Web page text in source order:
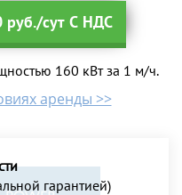
руб./сут С НДС
160 кВт за 1 м/ч.
аренды >>
гарантией)